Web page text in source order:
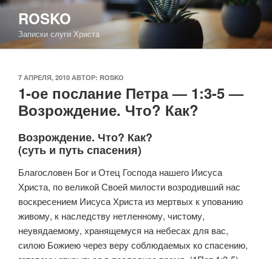
Перейти
содержимому
ROSKO
Записки слуги Христа
ОПУБЛИКОВАНО
7 АПРЕЛЯ, 2010 АВТОР: ROSKO
1-ое послание Петра — 1:3-5 —
Возрождение. Что? Как?
Возрождение. Что? Как?
(суть и путь спасения)
Благословен Бог и Отец Господа нашего Иисуса
Христа, по великой Своей милости возродивший нас
воскресением Иисуса Христа из мертвых к упованию
живому, к наследству нетленному, чистому,
неувядаемому, хранящемуся на небесах для вас,
силою Божиею через веру соблюдаемых ко спасению,